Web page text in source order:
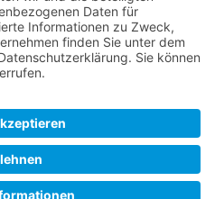
JahrenvonNORDWEST III
III,